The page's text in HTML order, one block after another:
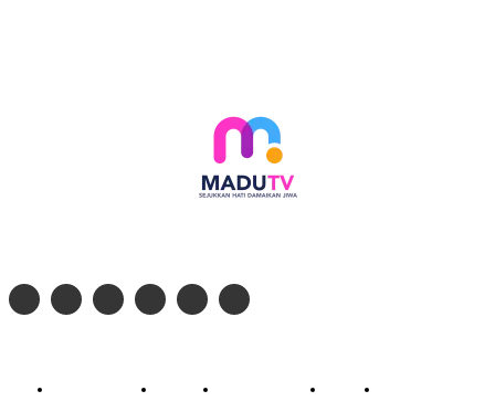
Profil Madu TV Redaksi Pedoman Siber Kontak